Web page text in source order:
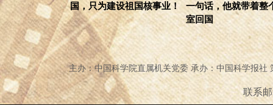
国，只为建设祖国核事业！
一句话，他就带着整
室回国
主办：中国科学院直属机关党委 承办：中国科学报
联系